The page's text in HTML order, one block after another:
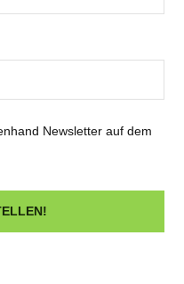
Newsletter auf dem